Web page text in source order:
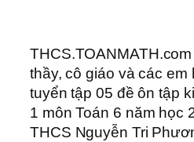
thầy, cô giáo và các em
tuyển tập 05 đề ôn tập
1 môn Toán 6 năm học
THCS Nguyễn Tri